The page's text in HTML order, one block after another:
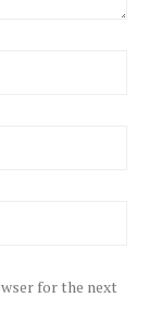
for the next